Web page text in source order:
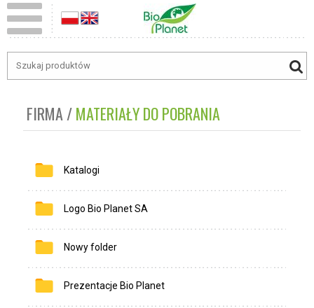
FIRMA MATERIAŁY DO POBRANIA
Katalogi
Logo Bio Planet SA
Nowy folder
Prezentacje Bio Planet